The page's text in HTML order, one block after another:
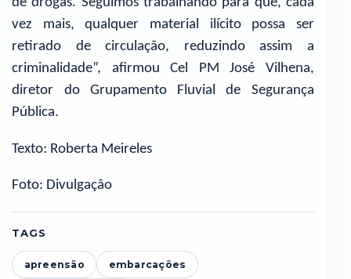
vez mais, qualquer material ilícito possa ser
retirado de circulação, reduzindo assim a
criminalidade”, afirmou Cel PM José Vilhena,
diretor do Grupamento Fluvial de Segurança
Pública.
Texto: Roberta Meireles
Foto: Divulgação
TAGS
apreensão embarcações